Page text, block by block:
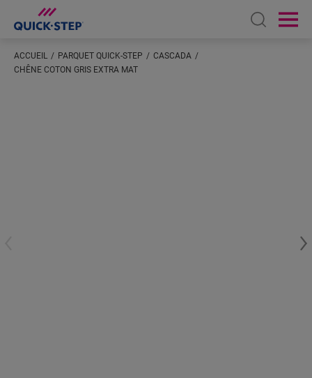
Open
ACCUEIL PARQUET QUICK-STEP
CASCADA
CHÊNE COTON GRIS EXTRA MAT